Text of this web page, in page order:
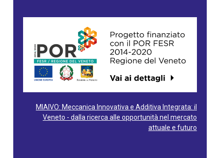
MIAIVO: Meccanica Innovativa e Additiva Integrata: il
Veneto - dalla ricerca alle opportunità nel mercato
attuale e futuro